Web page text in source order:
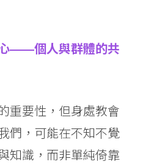
——個人與群體的共
重要性，但身處教會
們，可能在不知不覺
知識，而非單純倚靠